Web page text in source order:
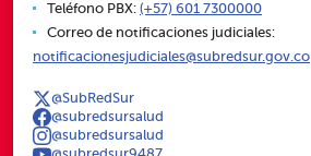
Teléfono PBX: (+57) 601 7300000
Correo de notificaciones judiciales:
notificacionesjudiciales@subredsur.gov.co
@SubRedSur
@subredsursalud
@subredsursalud